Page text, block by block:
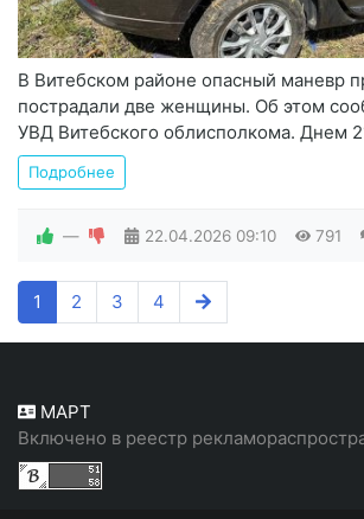
В Витебском районе опасный маневр
пострадали две женщины. Об этом
УВД Витебского облисполкома. Днем
Подробнее
— 22.04.2026 09:10 791
1 2 3 4
МАРТ
Включено в реестр